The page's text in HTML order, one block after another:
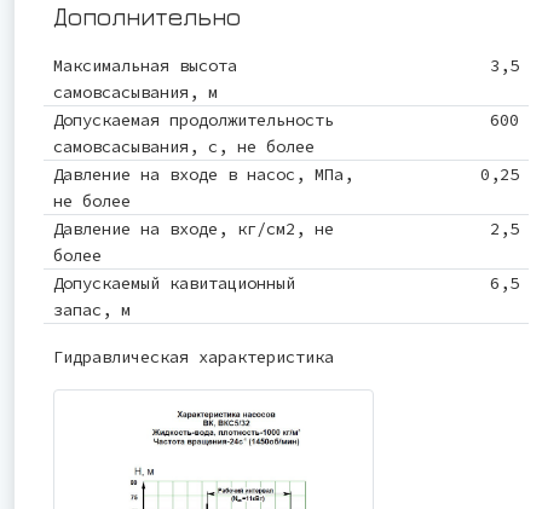
Дополнительно
Максимальная высота
самовсасывания, м
3,5
Допускаемая продолжительность
самовсасывания, с, не более
600
Давление на входе в насос, МПа,
не более
0,25
Давление на входе, кг/см2, не
более
2,5
Допускаемый кавитационный
запас, м
6,5
Гидравлическая характеристика